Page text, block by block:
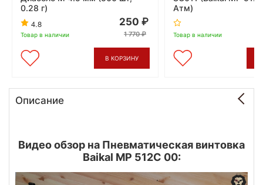
0.28 г)
4.8
Товар в наличии
250
1 770
В КОРЗИНУ
Атм)
Товар в наличии
Описание
Видео обзор на Пневматическая винтовка
Baikal МР 512С 00: